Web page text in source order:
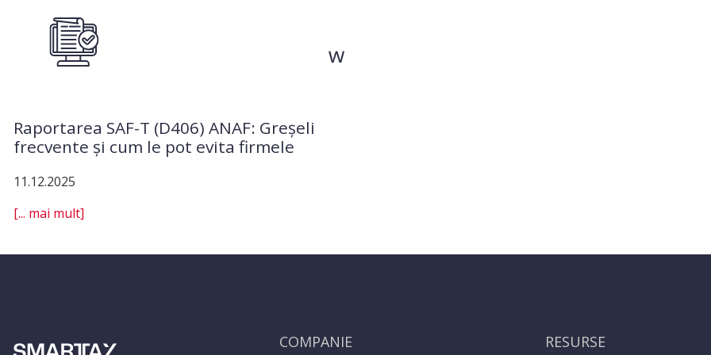
Raportarea SAF-T (D406) ANAF: Greșeli
frecvente și cum le pot evita firmele
11.12.2025
[... mai mult]
COMPANIE RESURSE